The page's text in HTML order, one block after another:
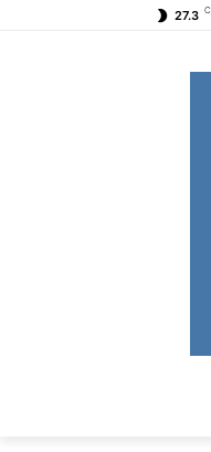
27.3 C